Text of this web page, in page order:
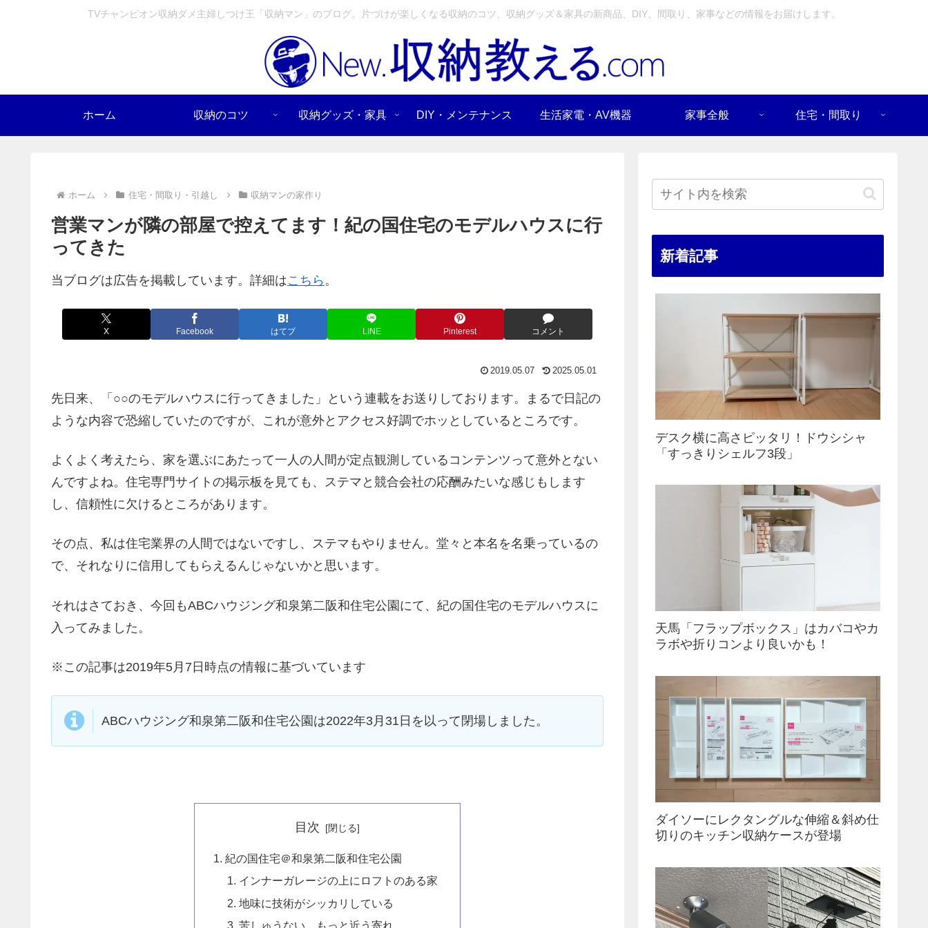
TVチャンピオン収納ダメ主婦しつけ王「収納マン」のブログ。片づけが楽しくなる収納のコツ、収納グッズ＆家具の新商品、DIY、間取り、家事などの情報をお届けします。
ホーム 収納のコツ 収納グッズ・家具 DIY・メンテナンス 生活家電・AV機器 家事全般 住宅・間取り
ホーム 住宅・間取り・引越し 収納マンの家作り
営業マンが隣の部屋で控えてます！紀の国住宅のモデルハウスに行
ってきた
当ブログは広告を掲載しています。詳細はこちら 。
X Facebook はてブ LINE Pinterest コメント
2019.05.07 2025.05.01
先日来、「○○のモデルハウスに行ってきました」という連載をお送りしております。まるで日記の
ような内容で恐縮していたのですが、これが意外とアクセス好調でホッとしているところです。
よくよく考えたら、家を選ぶにあたって一人の人間が定点観測しているコンテンツって意外とない
んですよね。住宅専門サイトの掲示板を見ても、ステマと競合会社の応酬みたいな感じもします
し、信頼性に欠けるところがあります。
その点、私は住宅業界の人間ではないですし、ステマもやりません。堂々と本名を名乗っているの
で、それなりに信用してもらえるんじゃないかと思います。
それはさておき、今回もABCハウジング和泉第二阪和住宅公園にて、紀の国住宅のモデルハウスに
入ってみました。
※この記事は2019年5月7日時点の情報に基づいています
ABCハウジング和泉第二阪和住宅公園は2022年3月31日を以って閉場しました。
目次
紀の国住宅＠和泉第二阪和住宅公園
インナーガレージの上にロフトのある家
地味に技術がシッカリしている
苦しゅうない、もっと近う寄れ
新着記事
デスク横に高さピッタリ！ドウシシャ
「すっきりシェルフ3段」
天馬「フラップボックス」はカバコやカ
ラボや折りコンより良いかも！
ダイソーにレクタングルな伸縮＆斜め仕
切りのキッチン収納ケースが登場